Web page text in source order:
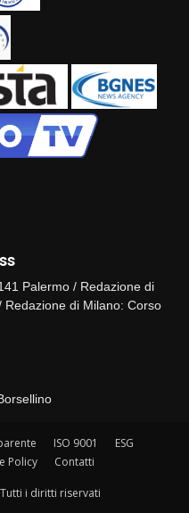
Palermo / Redazione di
di Milano: Corso
ISO 9001
ESG
Policy Contatti
i diritti riservati